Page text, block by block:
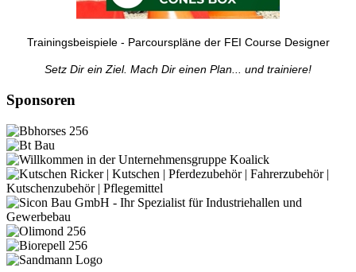
Trainingsbeispiele - Parcourspläne der FEI Course Designer
Setz Dir ein Ziel. Mach Dir einen Plan... und trainiere!
Sponsoren